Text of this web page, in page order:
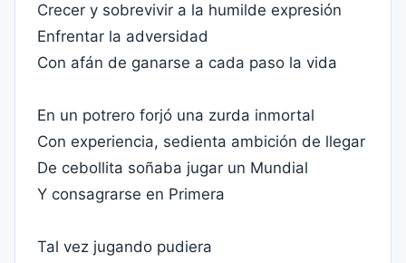
Crecer y sobrevivir a la humilde expresión
Enfrentar la adversidad
Con afán de ganarse a cada paso la vida
En un potrero forjó una zurda inmortal
Con experiencia, sedienta ambición de llegar
De cebollita soñaba jugar un Mundial
Y consagrarse en Primera
Tal vez jugando pudiera